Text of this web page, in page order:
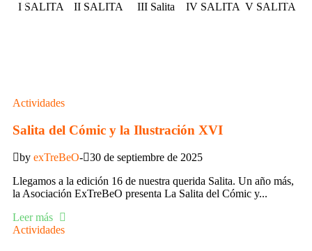
I SALITA II SALITA III Salita IV SALITA V SALITA
Actividades
Salita del Cómic y la Ilustración XVI
by exTreBeO
30 de septiembre de 2025
Llegamos a la edición 16 de nuestra querida Salita. Un año más,
la Asociación ExTreBeO presenta La Salita del Cómic y...
Leer más
Actividades